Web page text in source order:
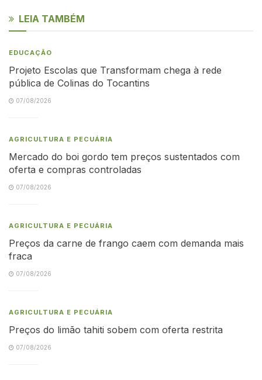
LEIA TAMBÉM
EDUCAÇÃO
Projeto Escolas que Transformam chega à rede
pública de Colinas do Tocantins
07/08/2026
AGRICULTURA E PECUÁRIA
Mercado do boi gordo tem preços sustentados com
oferta e compras controladas
07/08/2026
AGRICULTURA E PECUÁRIA
Preços da carne de frango caem com demanda mais
fraca
07/08/2026
AGRICULTURA E PECUÁRIA
Preços do limão tahiti sobem com oferta restrita
07/08/2026